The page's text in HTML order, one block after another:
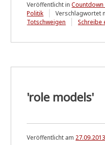
Veröffentlicht inCountdown
Politik
Verschlagwortet
Totschweigen
Schreibe
'role models'
Veröffentlicht am